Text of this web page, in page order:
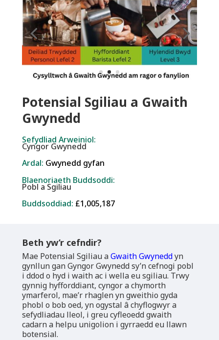
Potensial Sgiliau a Gwaith
Gwynedd
Sefydliad Arweiniol:
Cyngor Gwynedd
Ardal: Gwynedd gyfan
Blaenoriaeth Buddsoddi:
Pobl a Sgiliau
Buddsoddiad: £1,005,187
Beth yw’r cefndir?​​
Mae Potensial Sgiliau aGwaith Gwyneddyn
gynllun gan Gyngor Gwynedd sy’n cefnogi pobl
i ddod o hyd i waith ac i wella eu sgiliau. Trwy
gynnig hyfforddiant, cyngor a chymorth
ymarferol, mae’r rhaglen yn gweithio gyda
phobl o bob oed, yn ogystal â chyflogwyr a
sefydliadau lleol, i greu cyfleoedd gwaith
cadarn a helpu unigolion i gyrraedd eu llawn
botensial.